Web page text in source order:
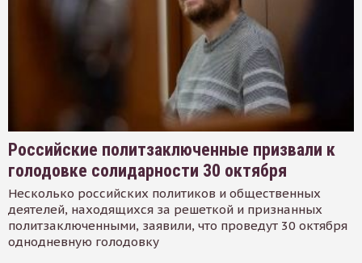
Российские политзаключенные призвали к
голодовке солидарности 30 октября
Несколько российских политиков и общественных
деятелей, находящихся за решеткой и признанных
политзаключенными, заявили, что проведут 30 октября
однодневную голодовку